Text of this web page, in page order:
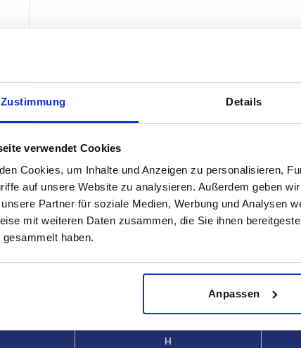
Zustimmung Details
verwendet Cookies
Cookies, um Inhalte und Anzeigen zu personalisieren,
auf unsere Website zu analysieren. Außerdem geben
Partner für soziale Medien, Werbung und Analysen
mit weiteren Daten zusammen, die Sie ihnen
haben.
Anpassen
35,2
vor Abschluss Ihrer Bestellung erfahren Sie das bestätigte
H